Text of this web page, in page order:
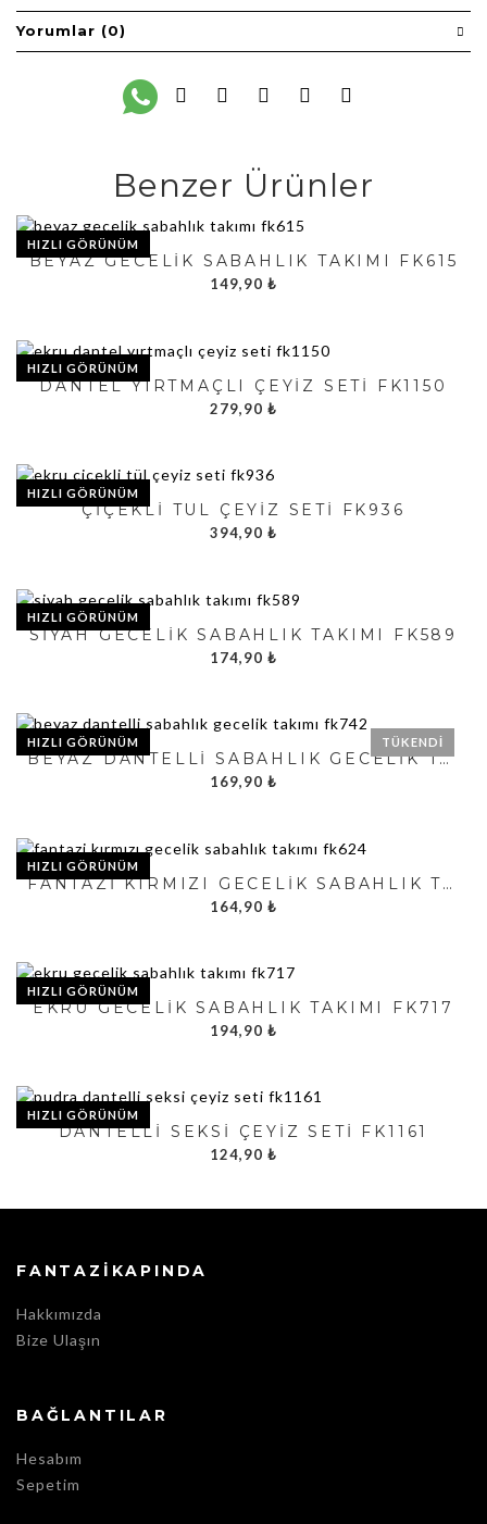
Yorumlar (0)
Benzer Ürünler
HIZLI GÖRÜNÜM
BEYAZ GECELIK SABAHLIK TAKIMI FK615
149,90 ₺
HIZLI GÖRÜNÜM
DANTEL YIRTMAÇLI ÇEYIZ SETI FK1150
279,90 ₺
HIZLI GÖRÜNÜM
ÇIÇEKLI TÜL ÇEYIZ SETI FK936
394,90 ₺
HIZLI GÖRÜNÜM
SIYAH GECELIK SABAHLIK TAKIMI FK589
174,90 ₺
HIZLI GÖRÜNÜM TÜKENDI
BEYAZ DANTELLI SABAHLIK GECELIK TAKIMI FK742
169,90 ₺
HIZLI GÖRÜNÜM
FANTAZI KIRMIZI GECELIK SABAHLIK TAKIMI FK624
164,90 ₺
HIZLI GÖRÜNÜM
EKRU GECELIK SABAHLIK TAKIMI FK717
194,90 ₺
HIZLI GÖRÜNÜM
DANTELLI SEKSI ÇEYIZ SETI FK1161
124,90 ₺
FANTAZIKAPINDA
Hakkımızda
Bize Ulaşın
BAĞLANTILAR
Hesabım
Sepetim